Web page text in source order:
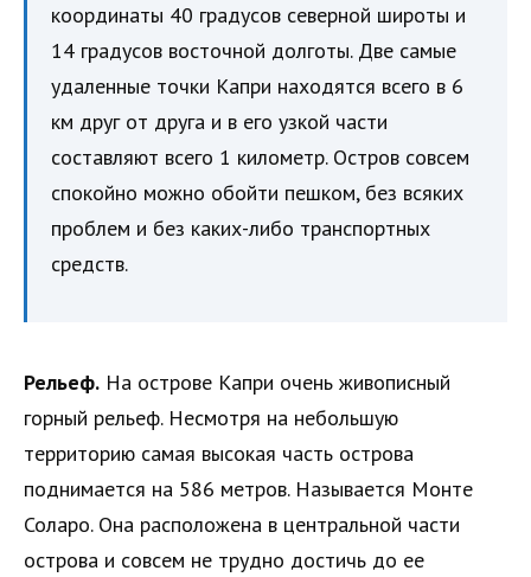
координаты 40 градусов северной широты и
14 градусов восточной долготы. Две самые
удаленные точки Капри находятся всего в 6
км друг от друга и в его узкой части
составляют всего 1 километр. Остров совсем
спокойно можно обойти пешком, без всяких
проблем и без каких-либо транспортных
средств.
Рельеф. На острове Капри очень живописный
горный рельеф. Несмотря на небольшую
территорию самая высокая часть острова
поднимается на 586 метров. Называется Монте
Соларо. Она расположена в центральной части
острова и совсем не трудно достичь до ее